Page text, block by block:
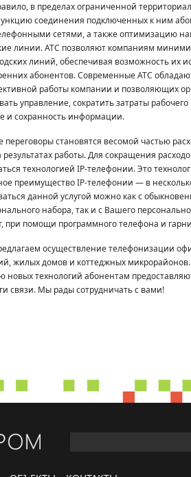
в пределах ограниченной
соединения подключенных к ним
сетями, а также оптимизацию
линии. АТС позволяют компаниям
линий, обеспечивая возможность их
абонентов. Современные АТС
работы компании и позволяющих
управление, сократить затраты
и сохранность информации.
становятся весомой частью
работы. Для сокращения
технологией IP-телефонии. Это
преимущество IP-телефонии — в
данной услугой можно как с
набора, так и с Вашего
при помощи программного телефона и
осуществление телефонизации
жилых домов и коттеджных микрорайонов.
технологий абонентам
связи. Мы рады сотрудничать с вами!